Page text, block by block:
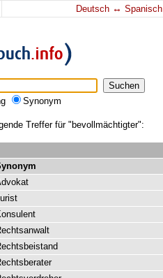
Deutsch ↔ Spanisch
Synonym
Treffer für "bevollmächtigter":